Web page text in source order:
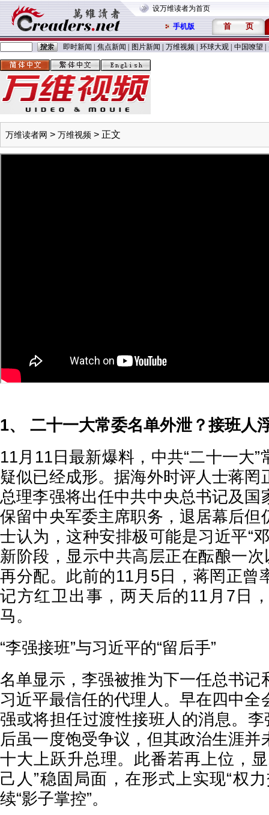
设万维读者为首页
手机版 首 页
即时新闻 焦点新闻 图片新闻 万维视频 环球大观 中国嘹望
万维读者网 > 万维视频 > 正文
1、 二十一大常委名单外泄？接班人
11月11日最新爆料，中共“二十一大
疑似已经成形。据海外时评人士蒋罔
总理李强将出任中共中央总书记及国
保留中央军委主席职务，退居幕后但
士认为，这种安排极可能是习近平“
新阶段，显示中共高层正在酝酿一次
再分配。此前的11月5日，蒋罔正曾
记方红卫出事，两天后的11月7日
马。
“李强接班”与习近平的“留后手”
名单显示，李强被推为下一任总书记
习近平最信任的代理人。早在四中全
强或将担任过渡性接班人的消息。李
后虽一度饱受争议，但其政治生涯并
十大上跃升总理。此番若再上位，
己人”稳固局面，在形式上实现“权
续“影子掌控”。